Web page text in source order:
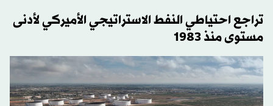
تراجع احتياطي النفط الاستراتيجي الأميركي لأدنى
مستوى منذ 1983